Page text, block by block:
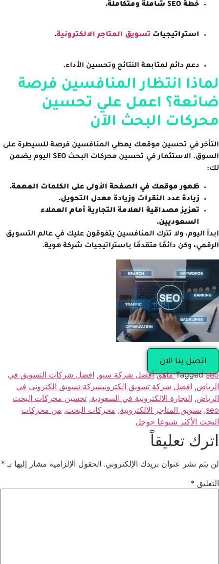
خطة SEO شاملة ومتكاملة.
استراتيجيات تسويق المتاجر الالكترونية.
دعم دائم لمتابعة النتائج وتحسين الأداء.
لماذا انتظار المنافسين فرصة
ضائعة؟ اعمل علي تحسين
محركات البحث الآن
التأخر في تحسين موقعك يعطي المنافسين فرصة للسيطرة على
السوق. الاستثمار في تحسين محركات البحث SEO اليوم يضمن
لك:
ظهور موقعك في الصفحة الأولى على الكلمات المهمة.
زيادة عدد النقرات وزيادة معدل التحويل.
تعزيز مصداقية العلامة التجارية أمام العملاء
السعوديين.
ابدأ اليوم، ولا تترك المنافسين يتفوقون عليك في عالم التسويق
الرقمي، وكن دائمًا متقدمًا باستراتيجيات شركة هوية.
اتصل بنا الان
Taggedseo ماهو ,أفضل شركة سيو, افضل شركات التسويق في
الرياض, افضل شركة تسويق الكترونيشركة تسويق الكتروني في
الرياض, التجارة الالكترونية في السعودية, تحسين محركات البحث
seo
, تسويق المتاجر الالكترونية, محركات البحث, من محركات
البحث الأكثر شيوعا جوجل
اترك تعليقاً
لن يتم نشر عنوان بريدك الإلكتروني. الحقول الإلزامية مشار إليها بـ *
التعليق *